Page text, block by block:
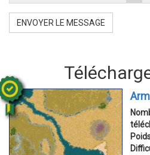
ENVOYER LE MESSAGE